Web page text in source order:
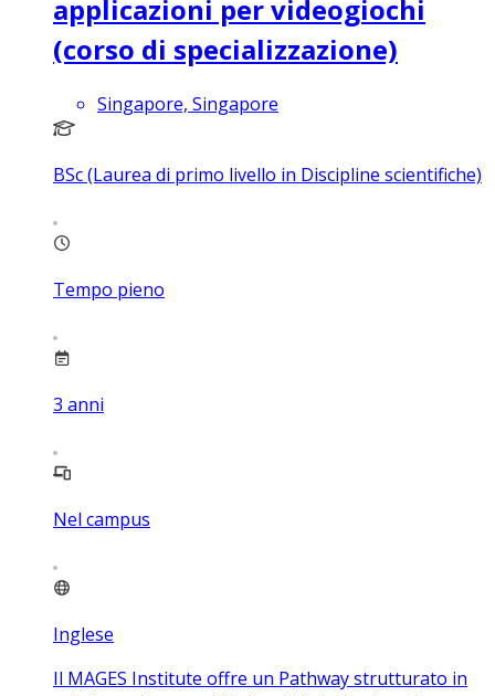
applicazioni per videogiochi
(corso di specializzazione)
Singapore, Singapore
BSc (Laurea di primo livello in Discipline scientifiche)
Tempo pieno
3 anni
Nel campus
Inglese
Il MAGES Institute offre un Pathway strutturato in